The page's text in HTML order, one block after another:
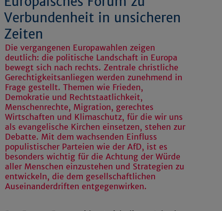
Verbundenheit in unsicheren
Zeiten
Die vergangenen Europawahlen zeigen
deutlich: die politische Landschaft in Europa
bewegt sich nach rechts. Zentrale christliche
Gerechtigkeitsanliegen werden zunehmend in
Frage gestellt. Themen wie Frieden,
Demokratie und Rechtstaatlichkeit,
Menschenrechte, Migration, gerechtes
Wirtschaften und Klimaschutz, für die wir uns
als evangelische Kirchen einsetzen, stehen zur
Debatte. Mit dem wachsenden Einfluss
populistischer Parteien wie der AfD, ist es
besonders wichtig für die Achtung der Würde
aller Menschen einzustehen und Strategien zu
entwickeln, die dem gesellschaftlichen
Auseinanderdriften entgegenwirken.